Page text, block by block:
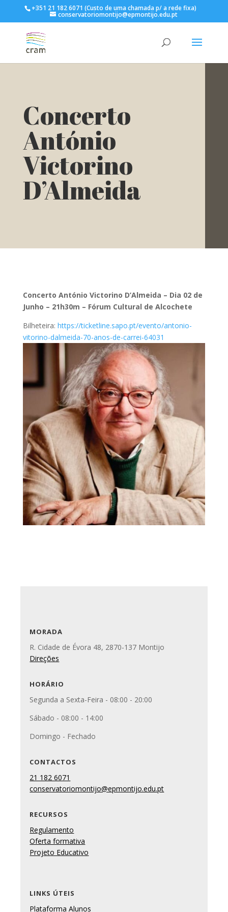
+351 21 182 6071 (Custo de uma chamada p/ a rede fixa)
conservatoriomontijo@epmontijo.edu.pt
Concerto
António
Victorino
D’Almeida
Concerto António Victorino D’Almeida – Dia 02 de
Junho – 21h30m – Fórum Cultural de Alcochete
Bilheteira: https://ticketline.sapo.pt/evento/antonio-
vitorino-dalmeida-70-anos-de-carrei-64031
MORADA
R. Cidade de Évora 48, 2870-137 Montijo
Direções
HORÁRIO
Segunda a Sexta-Feira - 08:00 - 20:00
Sábado - 08:00 - 14:00
Domingo - Fechado
CONTACTOS
21 182 6071
conservatoriomontijo@epmontijo.edu.pt
RECURSOS
Regulamento
Oferta formativa
Projeto Educativo
LINKS ÚTEIS
Plataforma Alunos